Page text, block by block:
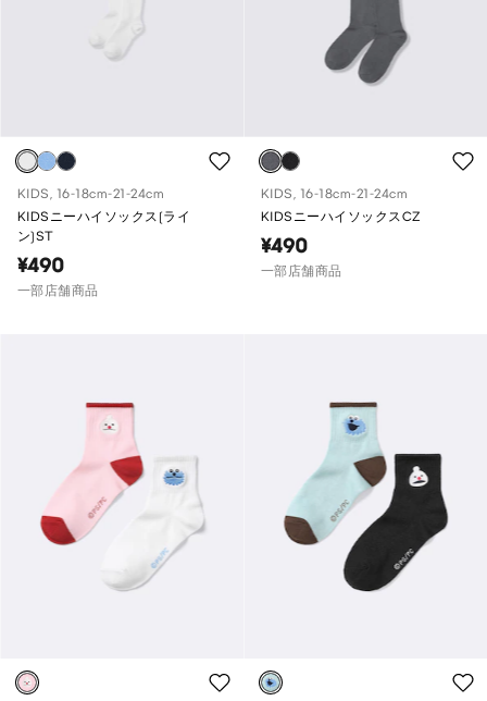
KIDS, 16-18cm-21-24cm
KIDSニーハイソックス(ライ
ン)ST
¥490
一部店舗商品
KIDS, 16-18cm-21-24cm
KIDSニーハイソックスCZ
¥490
一部店舗商品